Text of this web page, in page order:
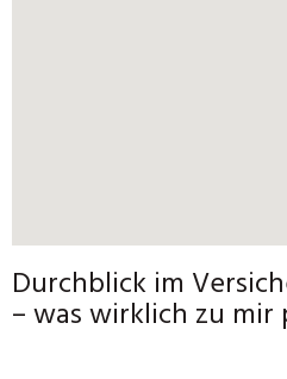
Durchblick im
– was wirklich zu mir